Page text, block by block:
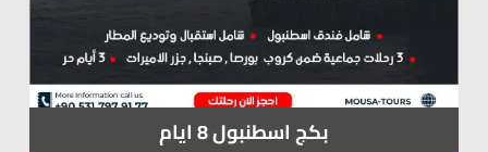
بكج اسطنبول 8 ايام